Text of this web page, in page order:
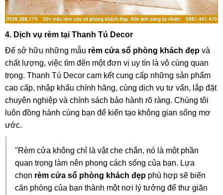
4. Dịch vụ rèm tại Thanh Tú Decor
Để sở hữu những mẫu rèm cửa sổ phòng khách đẹp và
chất lượng, việc tìm đến một đơn vị uy tín là vô cùng quan
trọng. Thanh Tú Decor cam kết cung cấp những sản phẩm
cao cấp, nhập khẩu chính hãng, cùng dịch vụ tư vấn, lắp đặt
chuyên nghiệp và chính sách bảo hành rõ ràng. Chúng tôi
luôn đồng hành cùng bạn để kiến tạo không gian sống mơ
ước.
"Rèm cửa không chỉ là vật che chắn, nó là một phần
quan trọng làm nên phong cách sống của bạn. Lựa
chọn rèm cửa sổ phòng khách đẹp phù hợp sẽ biến
căn phòng của bạn thành một nơi lý tưởng để thư giãn